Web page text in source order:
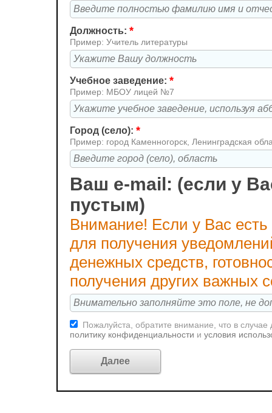
Должность: *
Пример: Учитель литературы
Учебное заведение: *
Пример: МБОУ лицей №7
Город (село): *
Пример: город Каменногорск, Ленинградская
Ваш e-mail: (если у
пустым)
Внимание! Если у Вас
для получения
денежных средств,
получения других важных
Пожалуйста, обратите внимание, что в
политику конфиденциальности и условия